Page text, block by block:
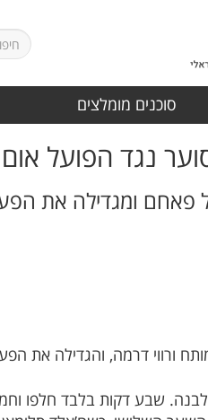
סוכנים מומלצים
נגד הפועל
עאבד אחמד מהנקודה הלבנה. שבע דקות בלבד